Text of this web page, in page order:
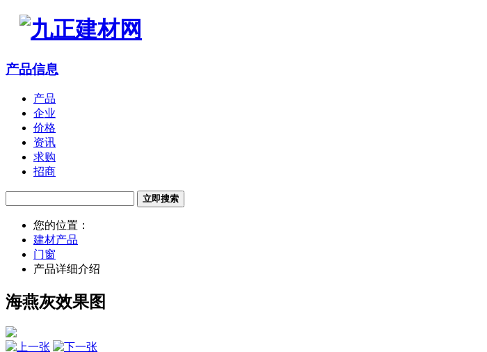
产品信息
产品
企业
价格
资讯
求购
招商
立即搜索
您的位置：
建材产品
门窗
产品详细介绍
海燕灰效果图